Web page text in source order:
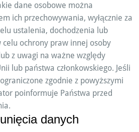
dane osobowe można
ich przechowywania, wyłącznie za
ustalenia, dochodzenia lub
celu ochrony praw innej osoby
z uwagi na ważne względy
lub państwa członkowskiego. Jeśli
zgodnie z powyższymi
poinformuje Państwa przed
danych